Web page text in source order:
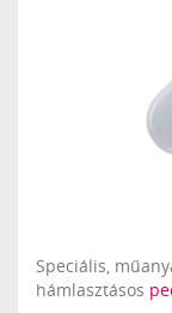
Speciális,
hámlasztásos